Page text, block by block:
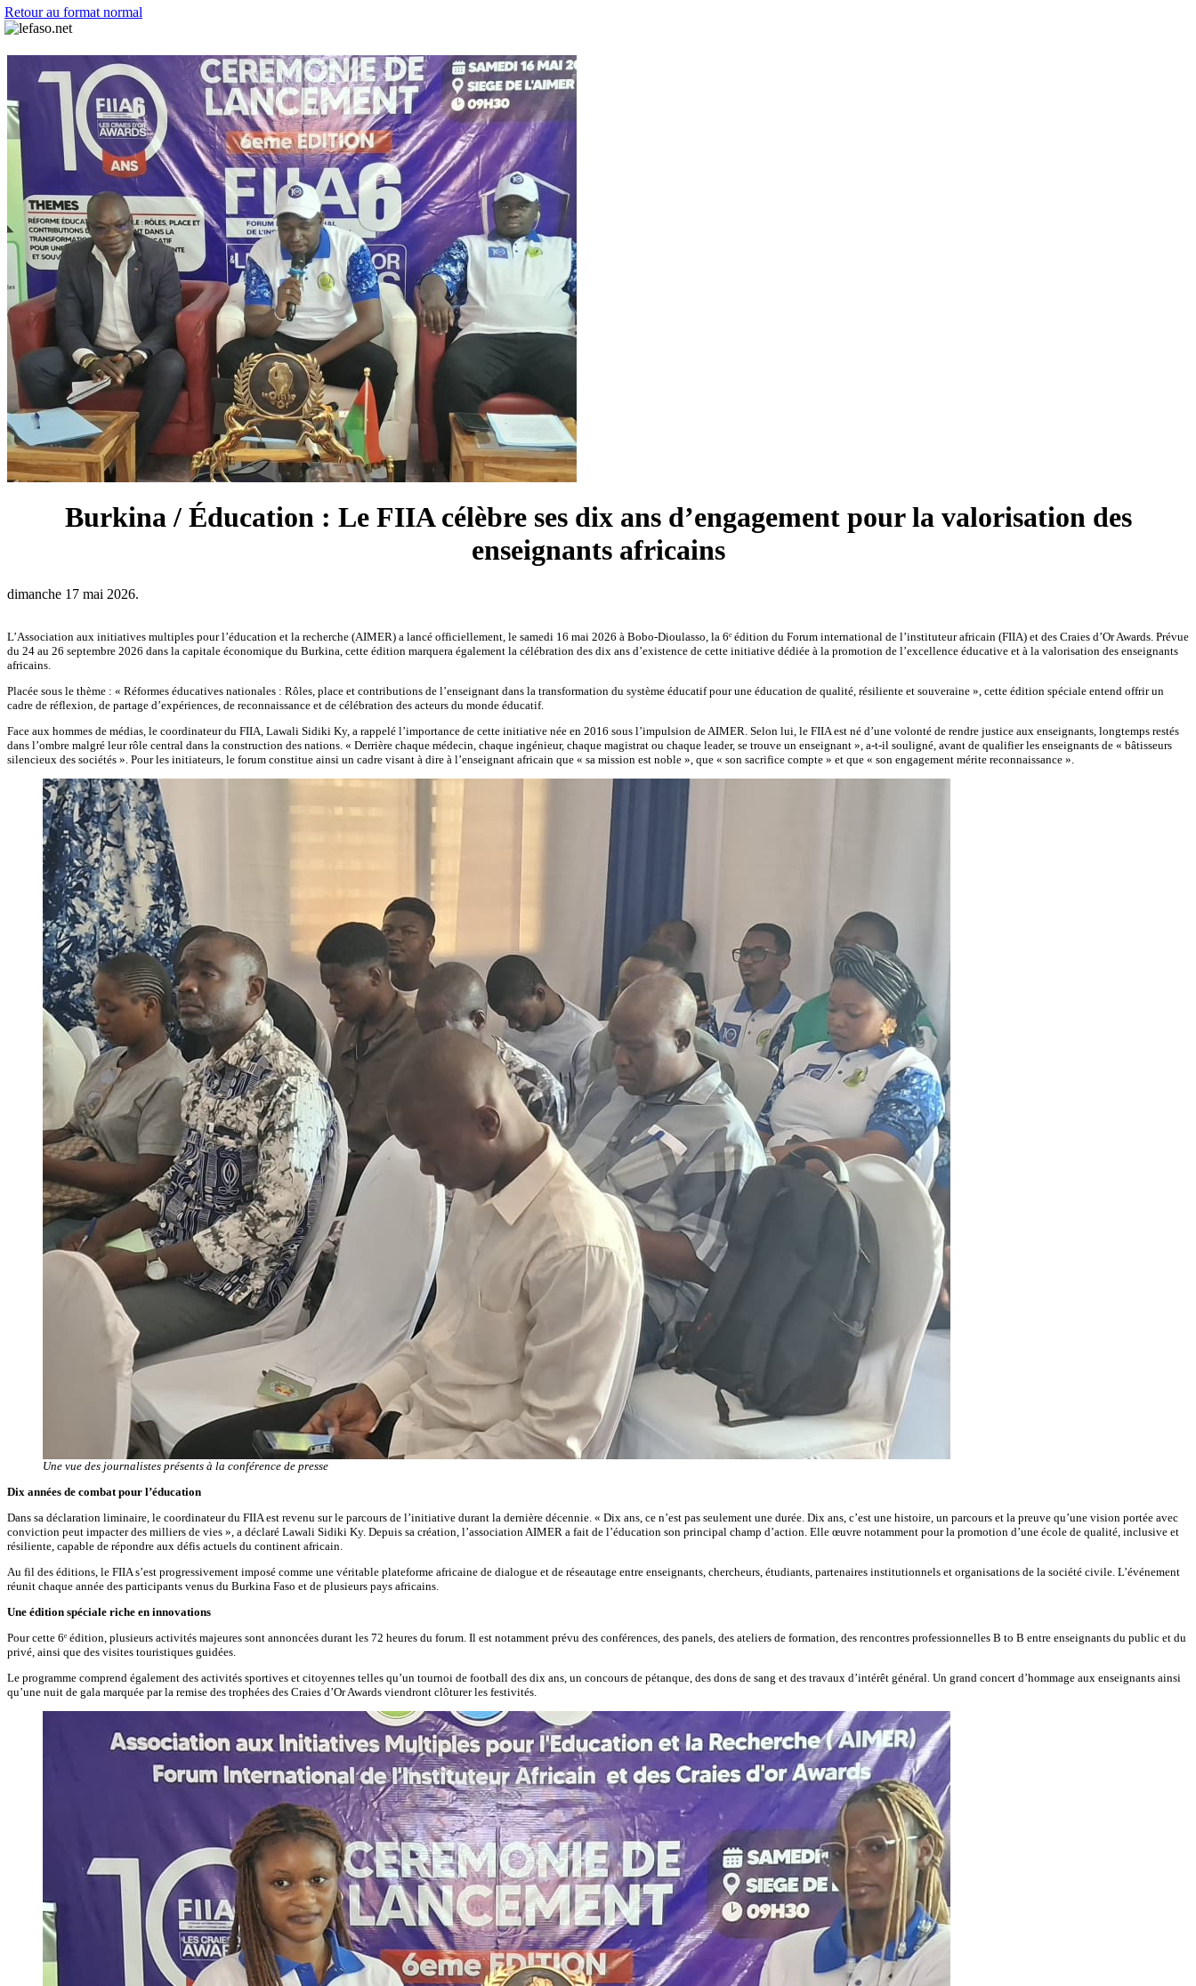
Retour au format normal
Burkina / Éducation : Le FIIA célèbre ses dix ans d’engagement pour la valorisation des
enseignants africains
dimanche 17 mai 2026.
L’Association aux initiatives multiples pour l’éducation et la recherche (AIMER) a lancé officiellement, le samedi 16 mai 2026 à Bobo-Dioulasso, la 6ᵉ édition du Forum international de l’instituteur africain (FIIA) et des Craies d’Or Awards. Prévue
du 24 au 26 septembre 2026 dans la capitale économique du Burkina, cette édition marquera également la célébration des dix ans d’existence de cette initiative dédiée à la promotion de l’excellence éducative et à la valorisation des enseignants
africains.
Placée sous le thème : « Réformes éducatives nationales : Rôles, place et contributions de l’enseignant dans la transformation du système éducatif pour une éducation de qualité, résiliente et souveraine », cette édition spéciale entend offrir un
cadre de réflexion, de partage d’expériences, de reconnaissance et de célébration des acteurs du monde éducatif.
Face aux hommes de médias, le coordinateur du FIIA, Lawali Sidiki Ky, a rappelé l’importance de cette initiative née en 2016 sous l’impulsion de AIMER. Selon lui, le FIIA est né d’une volonté de rendre justice aux enseignants, longtemps restés
dans l’ombre malgré leur rôle central dans la construction des nations. « Derrière chaque médecin, chaque ingénieur, chaque magistrat ou chaque leader, se trouve un enseignant », a-t-il souligné, avant de qualifier les enseignants de « bâtisseurs
silencieux des sociétés ». Pour les initiateurs, le forum constitue ainsi un cadre visant à dire à l’enseignant africain que « sa mission est noble », que « son sacrifice compte » et que « son engagement mérite reconnaissance ».
Une vue des journalistes présents à la conférence de presse
Dix années de combat pour l’éducation
Dans sa déclaration liminaire, le coordinateur du FIIA est revenu sur le parcours de l’initiative durant la dernière décennie. « Dix ans, ce n’est pas seulement une durée. Dix ans, c’est une histoire, un parcours et la preuve qu’une vision portée avec
conviction peut impacter des milliers de vies », a déclaré Lawali Sidiki Ky. Depuis sa création, l’association AIMER a fait de l’éducation son principal champ d’action. Elle œuvre notamment pour la promotion d’une école de qualité, inclusive et
résiliente, capable de répondre aux défis actuels du continent africain.
Au fil des éditions, le FIIA s’est progressivement imposé comme une véritable plateforme africaine de dialogue et de réseautage entre enseignants, chercheurs, étudiants, partenaires institutionnels et organisations de la société civile. L’événement
réunit chaque année des participants venus du Burkina Faso et de plusieurs pays africains.
Une édition spéciale riche en innovations
Pour cette 6ᵉ édition, plusieurs activités majeures sont annoncées durant les 72 heures du forum. Il est notamment prévu des conférences, des panels, des ateliers de formation, des rencontres professionnelles B to B entre enseignants du public et du
privé, ainsi que des visites touristiques guidées.
Le programme comprend également des activités sportives et citoyennes telles qu’un tournoi de football des dix ans, un concours de pétanque, des dons de sang et des travaux d’intérêt général. Un grand concert d’hommage aux enseignants ainsi
qu’une nuit de gala marquée par la remise des trophées des Craies d’Or Awards viendront clôturer les festivités.